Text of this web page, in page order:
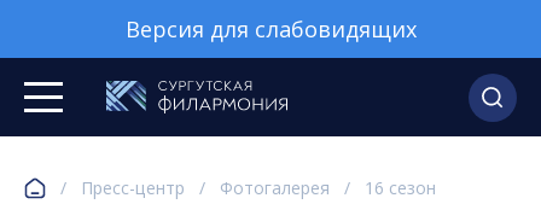
Версия для слабовидящих
/ Пресс-центр / Фотогалерея / 16 сезон